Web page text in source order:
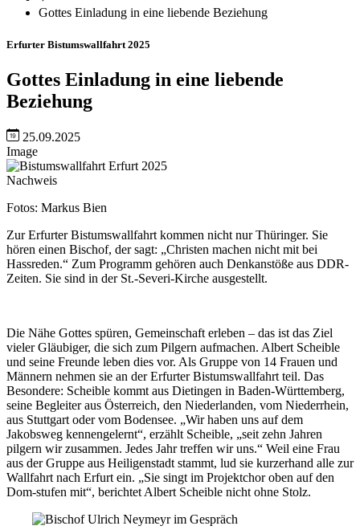
Gottes Einladung in eine liebende Beziehung
Erfurter Bistumswallfahrt 2025
Gottes Einladung in eine liebende
Beziehung
25.09.2025
Image
Nachweis
Fotos: Markus Bien
Zur Erfurter Bistumswallfahrt kommen nicht nur Thüringer. Sie
hören einen Bischof, der sagt: „Christen machen nicht mit bei
Hassreden.“ Zum Programm gehören auch Denkanstöße aus DDR-
Zeiten. Sie sind in der St.-Severi-Kirche ausgestellt.
Die Nähe Gottes spüren, Gemeinschaft erleben – das ist das Ziel
vieler Gläubiger, die sich zum Pilgern aufmachen. Albert Scheible
und seine Freunde leben dies vor. Als Gruppe von 14 Frauen und
Männern nehmen sie an der Erfurter Bistumswallfahrt teil. Das
Besondere: Scheible kommt aus Dietingen in Baden-Württemberg,
seine Begleiter aus Österreich, den Niederlanden, vom Niederrhein,
aus Stuttgart oder vom Bodensee. „Wir haben uns auf dem
Jakobsweg kennengelernt“, erzählt Scheible, „seit zehn Jahren
pilgern wir zusammen. Jedes Jahr treffen wir uns.“ Weil eine Frau
aus der Gruppe aus Heiligenstadt stammt, lud sie kurzerhand alle zur
Wallfahrt nach Erfurt ein. „Sie singt im Projektchor oben auf den
Dom-stufen mit“, berichtet Albert Scheible nicht ohne Stolz.